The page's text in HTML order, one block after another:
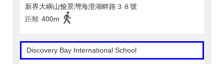
新界大嶼山愉景灣海澄湖畔路３８號
距離 400m
Discovery Bay International School